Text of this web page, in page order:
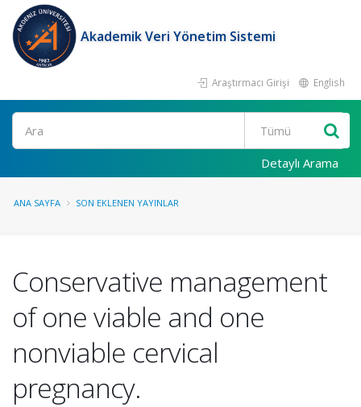
Akademik Veri Yönetim Sistemi
Araştırmacı Girişi English
Ara
Detaylı Arama
ANA SAYFA SON EKLENEN YAYINLAR
Conservative management
of one viable and one
nonviable cervical
pregnancy.